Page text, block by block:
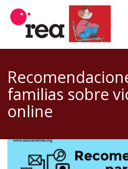
familias sobre
online